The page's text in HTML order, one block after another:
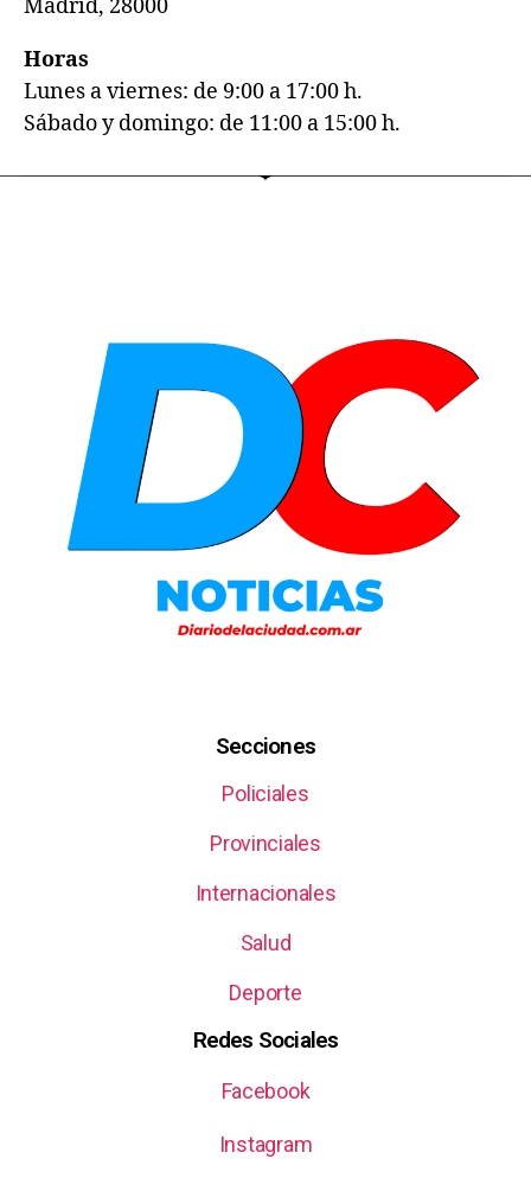
Madrid, 28000
Horas
Lunes a viernes: de 9:00 a 17:00 h.
Sábado y domingo: de 11:00 a 15:00 h.
Secciones
Policiales
Provinciales
Internacionales
Salud
Deporte
Redes Sociales
Facebook
Instagram